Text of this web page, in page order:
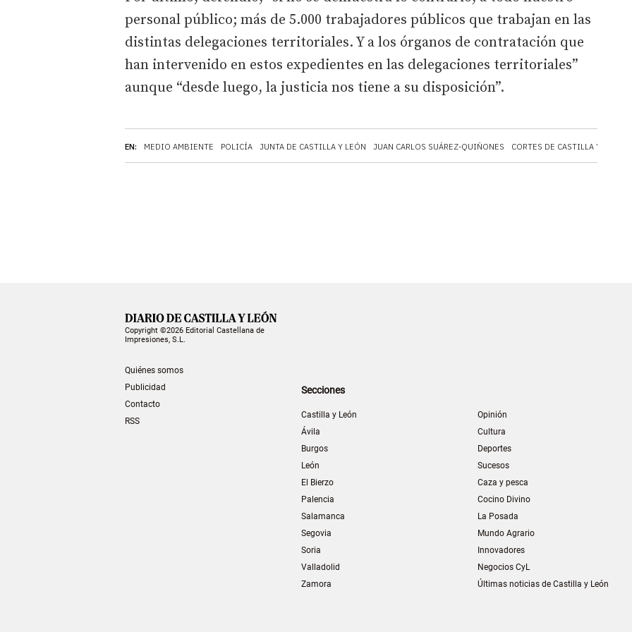
EN: MEDIO AMBIENTE POLICÍA JUNTA DE CASTILLA Y LEÓN JUAN CARLOS SUÁREZ-QUIÑONES CORTES DE CASTILLA Y LEÓN
personal público; más de 5.000 trabajadores públicos que trabajan en las
distintas delegaciones territoriales. Y a los órganos de contratación que
han intervenido en estos expedientes en las delegaciones territoriales”
aunque “desde luego, la justicia nos tiene a su disposición”.
Copyright ©2026 Editorial Castellana de
Impresiones, S.L.
Quiénes somos
Publicidad
Contacto
RSS
Secciones
Castilla y León
Ávila
Burgos
León
El Bierzo
Palencia
Salamanca
Segovia
Soria
Valladolid
Zamora
Opinión
Cultura
Deportes
Sucesos
Caza y pesca
Cocino Divino
La Posada
Mundo Agrario
Innovadores
Negocios CyL
Últimas noticias de Castilla y León